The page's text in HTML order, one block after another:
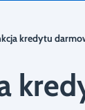
kredytu